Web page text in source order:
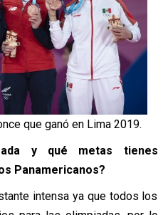
que ganó en Lima 2019.
y qué metas tienes
Panamericanos?
intensa ya que todos los